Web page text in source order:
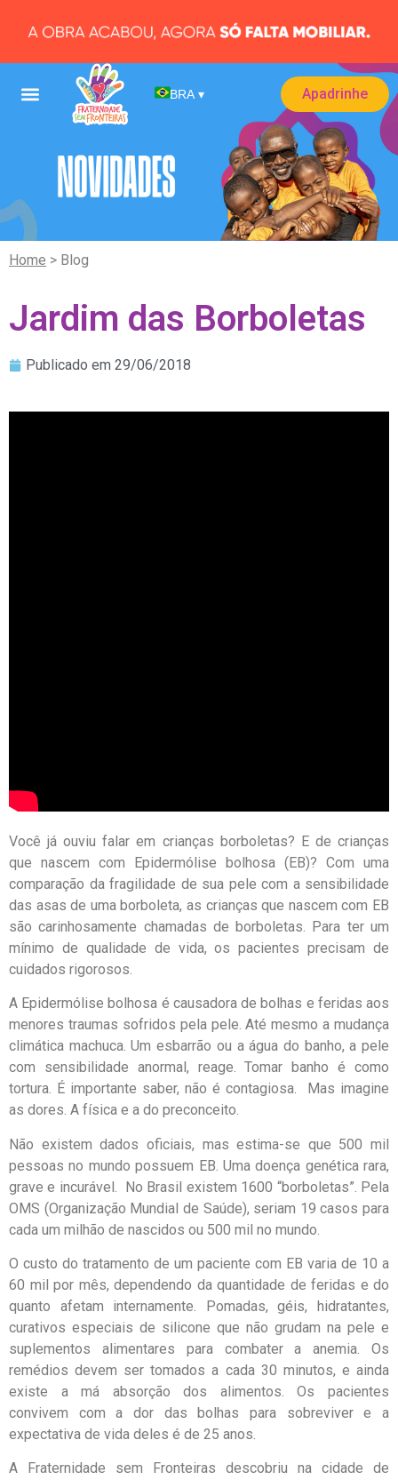
BRA ▾ Apadrinhe
Home > Blog
Jardim das Borboletas
Publicado em 29/06/2018
Você já ouviu falar em crianças borboletas? E de crianças
que nascem com Epidermólise bolhosa (EB)? Com uma
comparação da fragilidade de sua pele com a sensibilidade
das asas de uma borboleta, as crianças que nascem com EB
são carinhosamente chamadas de borboletas. Para ter um
mínimo de qualidade de vida, os pacientes precisam de
cuidados rigorosos.
A Epidermólise bolhosa é causadora de bolhas e feridas aos
menores traumas sofridos pela pele. Até mesmo a mudança
climática machuca. Um esbarrão ou a água do banho, a pele
com sensibilidade anormal, reage. Tomar banho é como
tortura. É importante saber, não é contagiosa. Mas imagine
as dores. A física e a do preconceito.
Não existem dados oficiais, mas estima-se que 500 mil
pessoas no mundo possuem EB. Uma doença genética rara,
grave e incurável. No Brasil existem 1600 “borboletas”. Pela
OMS (Organização Mundial de Saúde), seriam 19 casos para
cada um milhão de nascidos ou 500 mil no mundo.
O custo do tratamento de um paciente com EB varia de 10 a
60 mil por mês, dependendo da quantidade de feridas e do
quanto afetam internamente. Pomadas, géis, hidratantes,
curativos especiais de silicone que não grudam na pele e
suplementos alimentares para combater a anemia. Os
remédios devem ser tomados a cada 30 minutos, e ainda
existe a má absorção dos alimentos. Os pacientes
convivem com a dor das bolhas para sobreviver e a
expectativa de vida deles é de 25 anos.
A Fraternidade sem Fronteiras descobriu na cidade de